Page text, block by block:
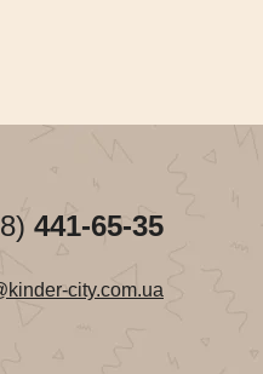
441-65-35
city.com.ua